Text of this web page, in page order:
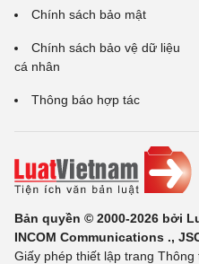
Chính sách bảo mật
Chính sách bảo vệ dữ liệu
cá nhân
Thông báo hợp tác
Bản quyền © 2000-2026 bởi
INCOM Communications .,
Giấy phép thiết lập trang